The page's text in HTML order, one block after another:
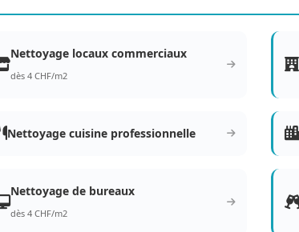
Nettoyage locaux commerciaux
dès 4 CHF/m2
Nettoyage cuisine professionnelle
Nettoyage de bureaux
dès 4 CHF/m2